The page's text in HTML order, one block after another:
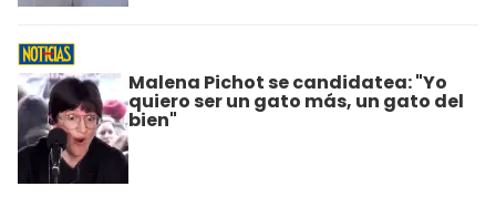
Malena Pichot se candidatea: "Yo
quiero ser un gato más, un gato del
bien"